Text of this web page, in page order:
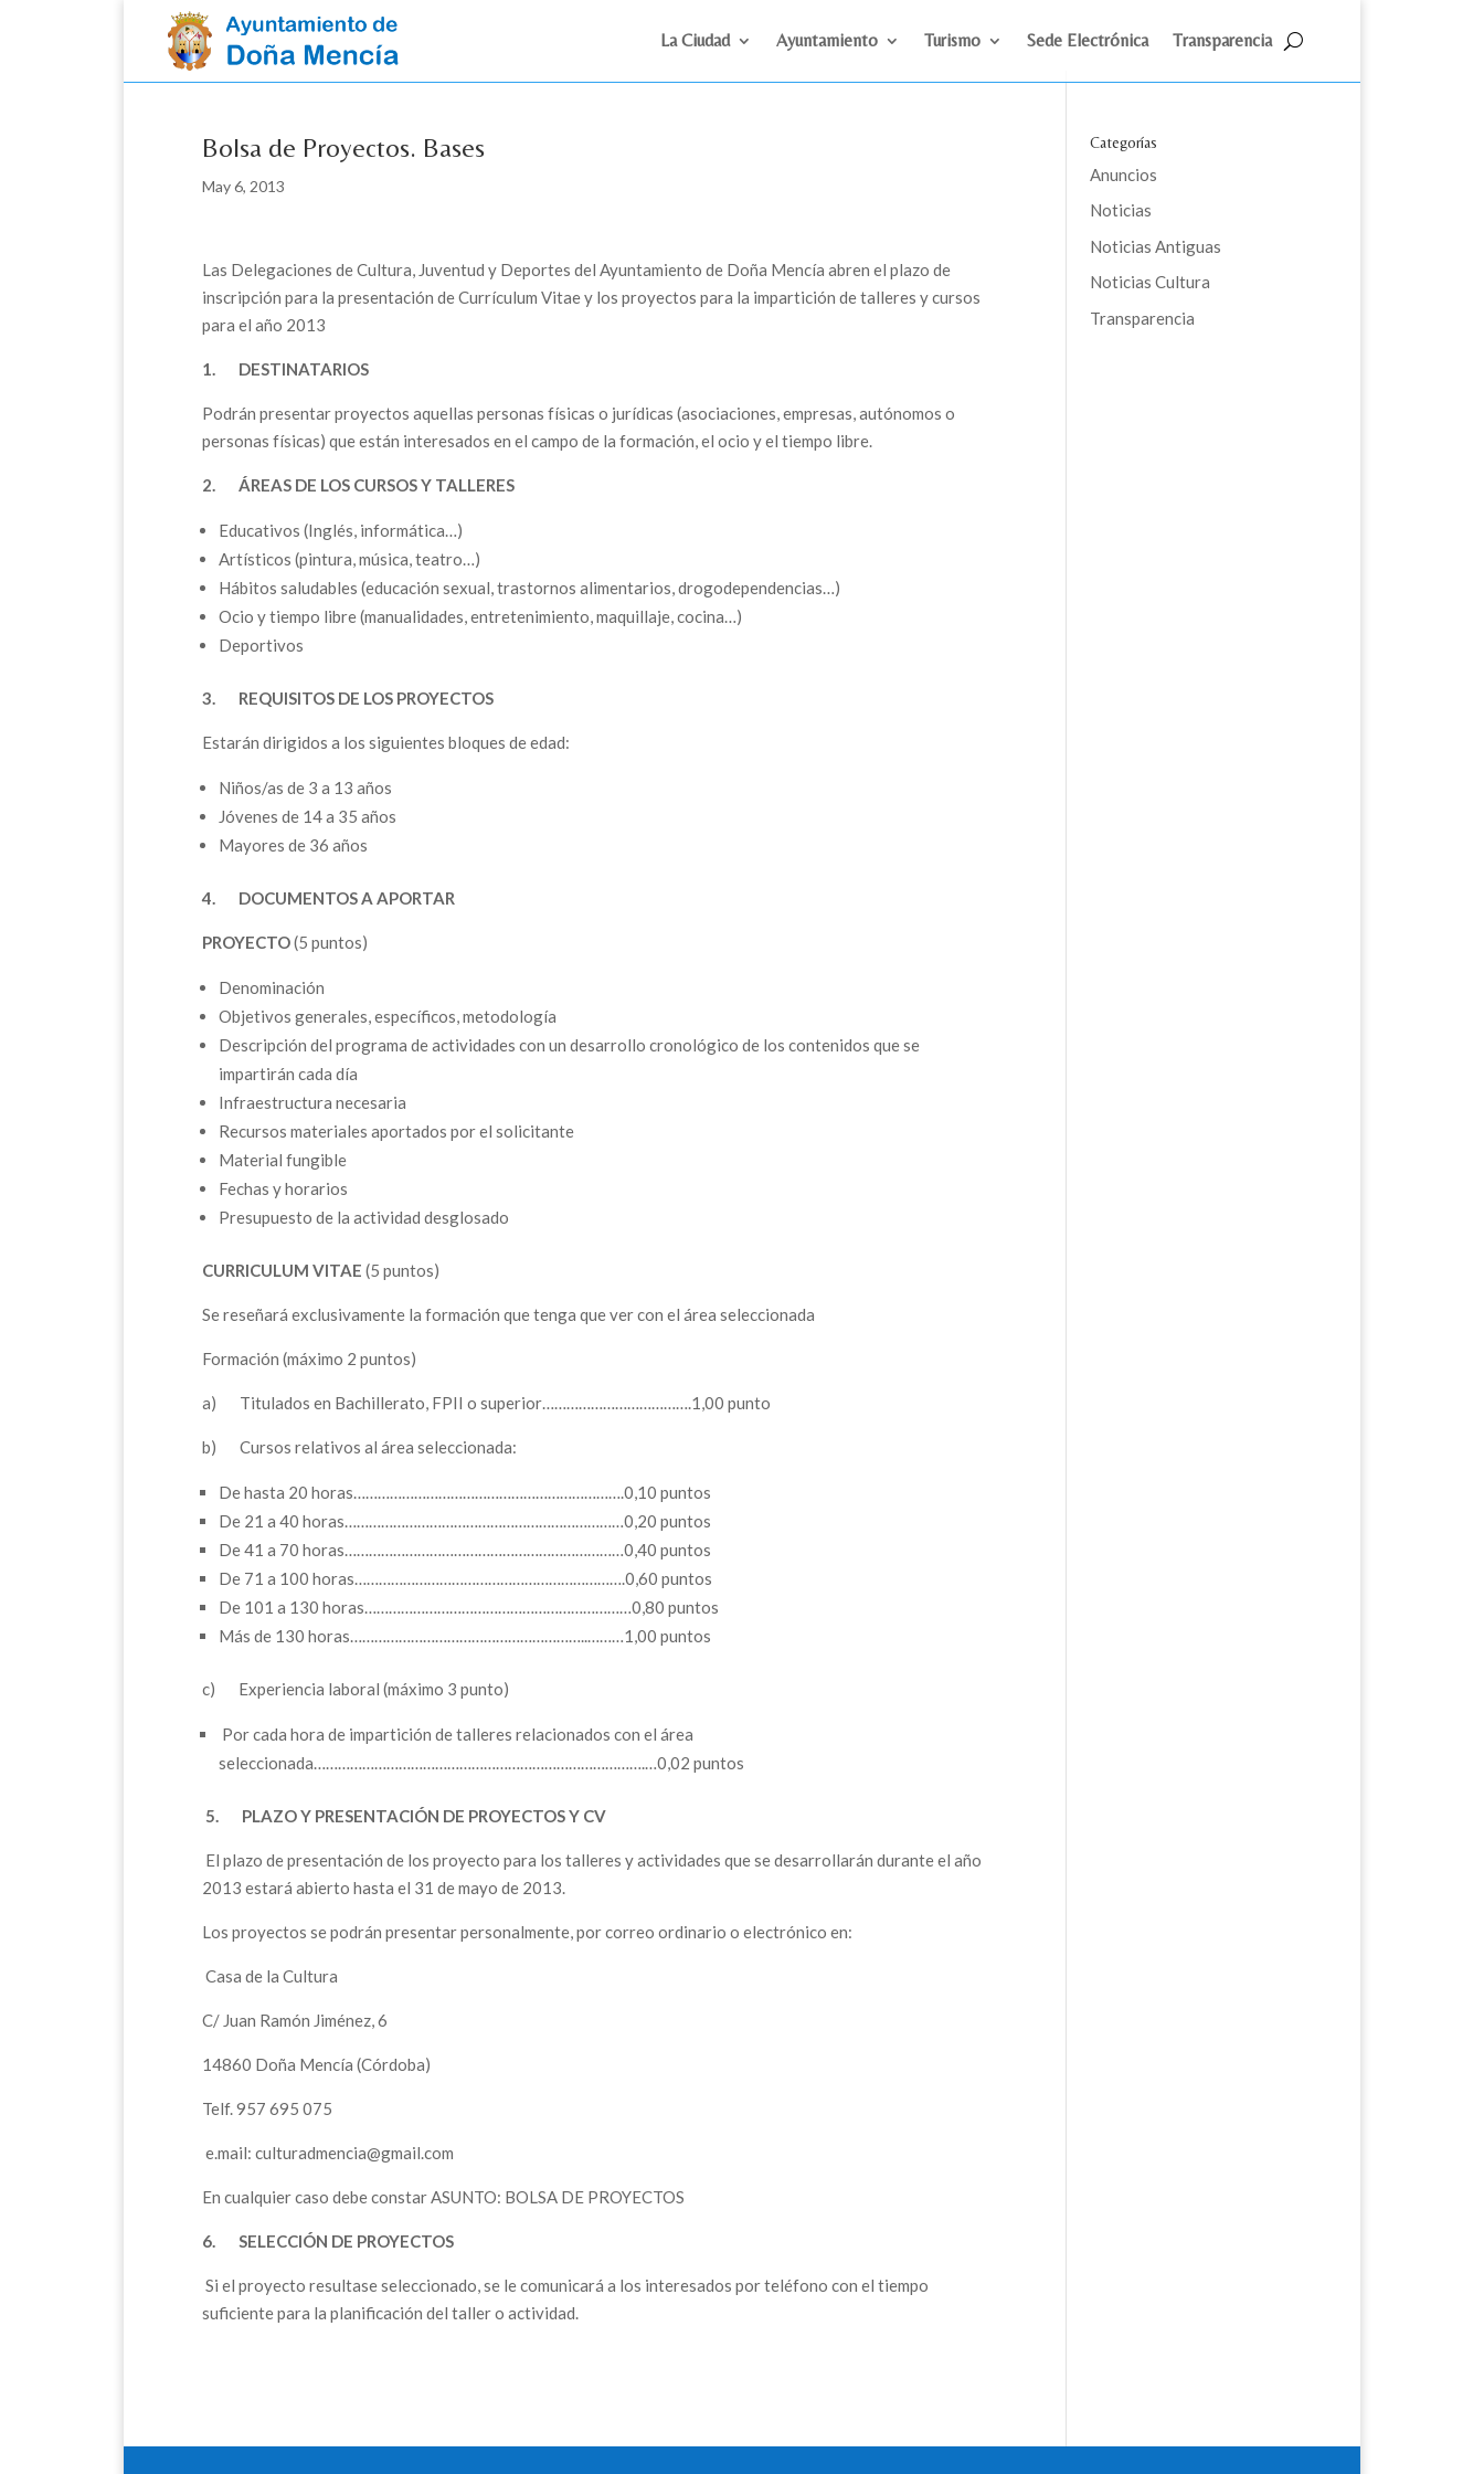
La Ciudad Ayuntamiento Turismo Sede Electrónica Transparencia
Bolsa de Proyectos. Bases
May 6, 2013
Las Delegaciones de Cultura, Juventud y Deportes del Ayuntamiento de Doña Mencía abren el plazo de
inscripción para la presentación de Currículum Vitae y los proyectos para la impartición de talleres y cursos
para el año 2013
1. DESTINATARIOS
Podrán presentar proyectos aquellas personas físicas o jurídicas (asociaciones, empresas, autónomos o
personas físicas) que están interesados en el campo de la formación, el ocio y el tiempo libre.
2. ÁREAS DE LOS CURSOS Y TALLERES
Educativos (Inglés, informática…)
Artísticos (pintura, música, teatro…)
Hábitos saludables (educación sexual, trastornos alimentarios, drogodependencias…)
Ocio y tiempo libre (manualidades, entretenimiento, maquillaje, cocina…)
Deportivos
3. REQUISITOS DE LOS PROYECTOS
Estarán dirigidos a los siguientes bloques de edad:
Niños/as de 3 a 13 años
Jóvenes de 14 a 35 años
Mayores de 36 años
4. DOCUMENTOS A APORTAR
PROYECTO(5 puntos)
Denominación
Objetivos generales, específicos, metodología
Descripción del programa de actividades con un desarrollo cronológico de los contenidos que se
impartirán cada día
Infraestructura necesaria
Recursos materiales aportados por el solicitante
Material fungible
Fechas y horarios
Presupuesto de la actividad desglosado
CURRICULUM VITAE (5 puntos)
Se reseñará exclusivamente la formación que tenga que ver con el área seleccionada
Formación (máximo 2 puntos)
a) Titulados en Bachillerato, FPII o superior……………………………….1,00 punto
b) Cursos relativos al área seleccionada:
De hasta 20 horas………………………………………………………….0,10 puntos
De 21 a 40 horas……………………………………………………………0,20 puntos
De 41 a 70 horas……………………………………………………………0,40 puntos
De 71 a 100 horas………………………………………………………….0,60 puntos
De 101 a 130 horas…………………………………………………………0,80 puntos
Más de 130 horas…………………………………………………..………1,00 puntos
c) Experiencia laboral (máximo 3 punto)
Por cada hora de impartición de talleres relacionados con el área
seleccionada……………………………………………………………………….…0,02 puntos
5. PLAZO Y PRESENTACIÓN DE PROYECTOS Y CV
El plazo de presentación de los proyecto para los talleres y actividades que se desarrollarán durante el año
2013 estará abierto hasta el 31 de mayo de 2013.
Los proyectos se podrán presentar personalmente, por correo ordinario o electrónico en:
Casa de la Cultura
C/ Juan Ramón Jiménez, 6
14860 Doña Mencía (Córdoba)
Telf. 957 695 075
e.mail: culturadmencia@gmail.com
En cualquier caso debe constar ASUNTO: BOLSA DE PROYECTOS
6. SELECCIÓN DE PROYECTOS
Si el proyecto resultase seleccionado, se le comunicará a los interesados por teléfono con el tiempo
suficiente para la planificación del taller o actividad.
Categorías
Anuncios
Noticias
Noticias Antiguas
Noticias Cultura
Transparencia